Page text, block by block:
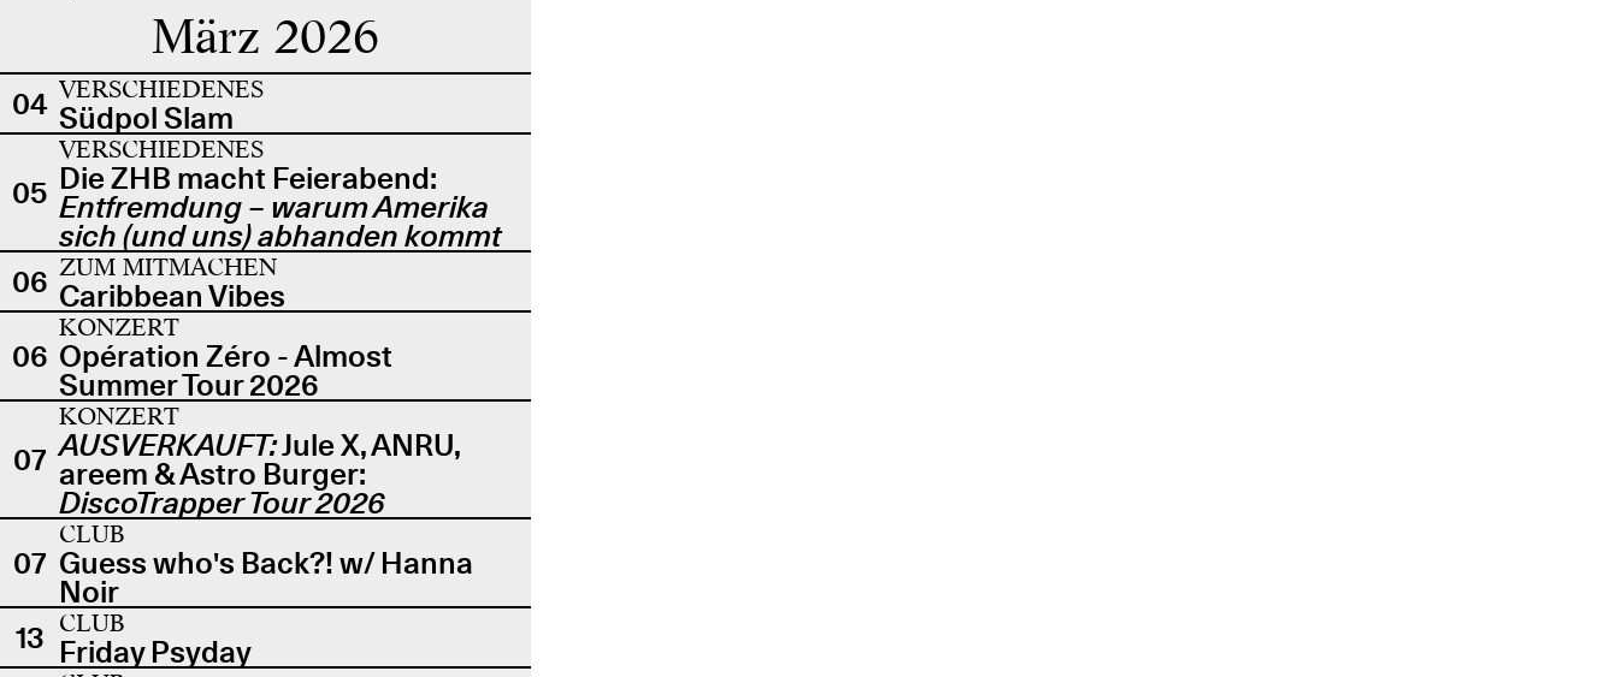
März 2026
04 VERSCHIEDENES
Südpol Slam
05
VERSCHIEDENES
Die ZHB macht Feierabend:
Entfremdung – warum Amerika
sich (und uns) abhanden kommt
06 ZUM MITMACHEN
Caribbean Vibes
06
KONZERT
Opération Zéro - Almost
Summer Tour 2026
07
KONZERT
AUSVERKAUFT:Jule X, ANRU,
areem & Astro Burger:
DiscoTrapper Tour 2026
07
CLUB
Guess who's Back?! w/ Hanna
Noir
13 CLUB
Friday Psyday